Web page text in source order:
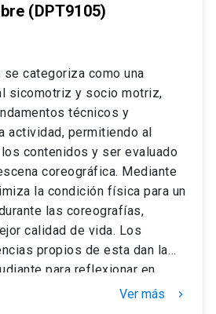
aprendizaje continuo y
talleres y una bitácora
lo largo de todo el semestre.
(DPT9105)
categoriza como una
sicomotriz y socio motriz,
técnicos y
actividad, permitiendo al
contenidos y ser evaluado
coreográfica. Mediante
la condición física para un
las coreografías,
calidad de vida. Los
propios de esta dan la
para reflexionar en
desarrolladas, promoviendo
Ver más keyboard_arrow_right